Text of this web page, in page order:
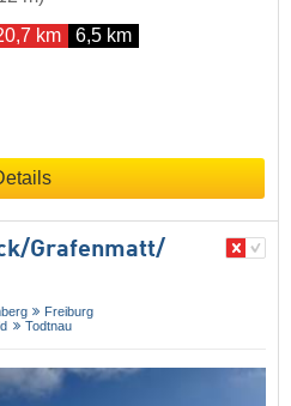
km 6,5 km
​Grafenmatt/​
Freiburg
Todtnau